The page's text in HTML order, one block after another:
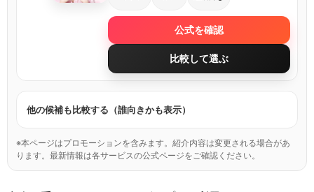
公式を確認
比較して選ぶ
他の候補も比較する（誰向きかも表示）
※本ページはプロモーションを含みます。紹介内容は変更される場合があ
ります。最新情報は各サービスの公式ページをご確認ください。